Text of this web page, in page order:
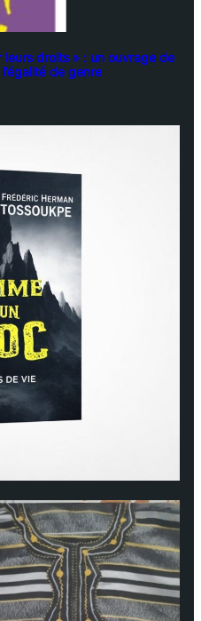
droits » : un ouvrage de
de genre